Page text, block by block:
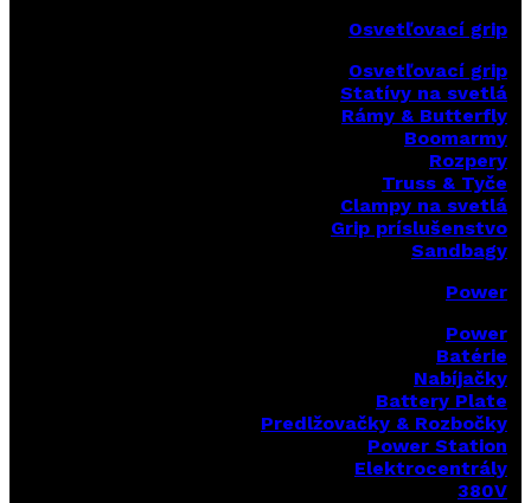
Osvetľovací grip
Osvetľovací grip
Statívy na svetlá
Rámy & Butterfly
Boomarmy
Rozpery
Truss & Tyče
Clampy na svetlá
Grip príslušenstvo
Sandbagy
Power
Power
Batérie
Nabíjačky
Battery Plate
Predlžovačky & Rozbočky
Power Station
Elektrocentrály
380V